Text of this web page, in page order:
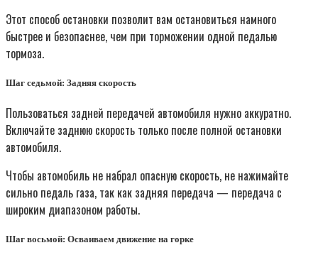
Этот способ остановки позволит вам остановиться намного
быстрее и безопаснее, чем при торможении одной педалью
тормоза.
Шаг седьмой: Задняя скорость
Пользоваться задней передачей автомобиля нужно аккуратно.
Включайте заднюю скорость только после полной остановки
автомобиля.
Чтобы автомобиль не набрал опасную скорость, не нажимайте
сильно педаль газа, так как задняя передача — передача с
широким диапазоном работы.
Шаг восьмой: Осваиваем движение на горке